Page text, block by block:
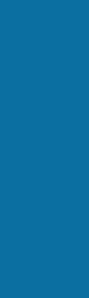
деула
Богатый
музыкантов и
строительных
Сложные
Шикхара